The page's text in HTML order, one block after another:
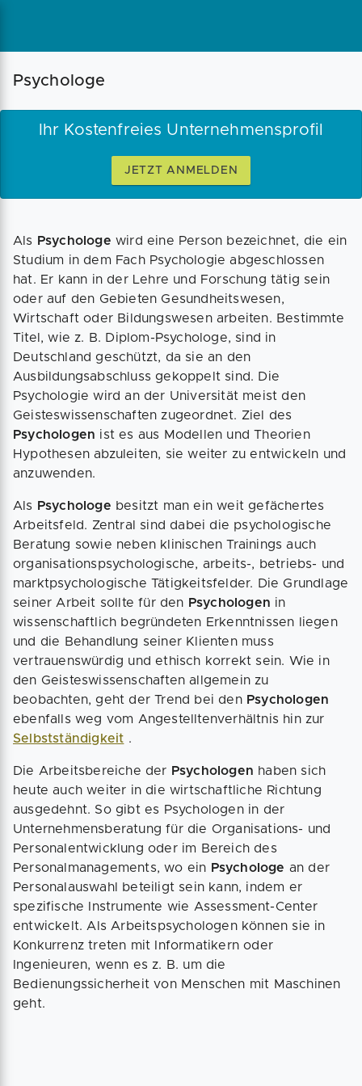
Magazin Businessplan Fördermittel
Psychologe
Ihr Kostenfreies Unternehmensprofil
JETZT ANMELDEN
Als Psychologe wird eine Person bezeichnet, die ein
Studium in dem Fach Psychologie abgeschlossen
hat. Er kann in der Lehre und Forschung tätig sein
oder auf den Gebieten Gesundheitswesen,
Wirtschaft oder Bildungswesen arbeiten. Bestimmte
Titel, wie z. B. Diplom-Psychologe, sind in
Deutschland geschützt, da sie an den
Ausbildungsabschluss gekoppelt sind. Die
Psychologie wird an der Universität meist den
Geisteswissenschaften zugeordnet. Ziel des
Psychologen ist es aus Modellen und Theorien
Hypothesen abzuleiten, sie weiter zu entwickeln und
anzuwenden.
Als Psychologe besitzt man ein weit gefächertes
Arbeitsfeld. Zentral sind dabei die psychologische
Beratung sowie neben klinischen Trainings auch
organisationspsychologische, arbeits-, betriebs- und
marktpsychologische Tätigkeitsfelder. Die Grundlage
seiner Arbeit sollte für den Psychologen in
wissenschaftlich begründeten Erkenntnissen liegen
und die Behandlung seiner Klienten muss
vertrauenswürdig und ethisch korrekt sein. Wie in
den Geisteswissenschaften allgemein zu
beobachten, geht der Trend bei den Psychologen
ebenfalls weg vom Angestelltenverhältnis hin zur
Selbstständigkeit .
Die Arbeitsbereiche der Psychologen haben sich
heute auch weiter in die wirtschaftliche Richtung
ausgedehnt. So gibt es Psychologen in der
Unternehmensberatung für die Organisations- und
Personalentwicklung oder im Bereich des
Personalmanagements, wo ein Psychologe an der
Personalauswahl beteiligt sein kann, indem er
spezifische Instrumente wie Assessment-Center
entwickelt. Als Arbeitspsychologen können sie in
Konkurrenz treten mit Informatikern oder
Ingenieuren, wenn es z. B. um die
Bedienungssicherheit von Menschen mit Maschinen
geht.